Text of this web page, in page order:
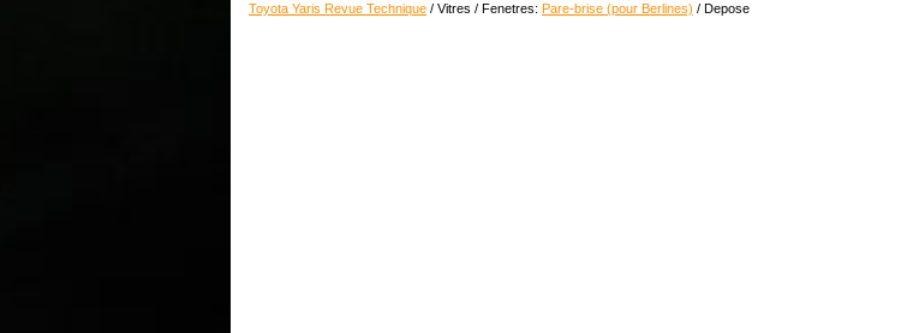
Toyota Yaris Revue Technique / Vitres / Fenetres: Pare-brise (pour Berlines) / Depose